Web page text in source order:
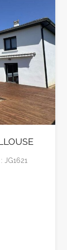
JG1621